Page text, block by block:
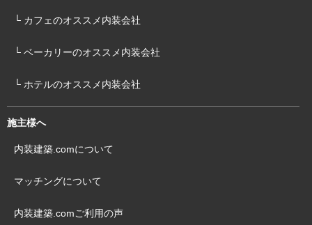
└ カフェのオススメ内装会社
└ ベーカリーのオススメ内装会社
└ ホテルのオススメ内装会社
施主様へ
内装建築.comについて
マッチングについて
内装建築.comご利用の声